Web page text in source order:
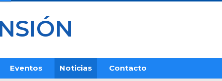
Eventos Noticias Contacto